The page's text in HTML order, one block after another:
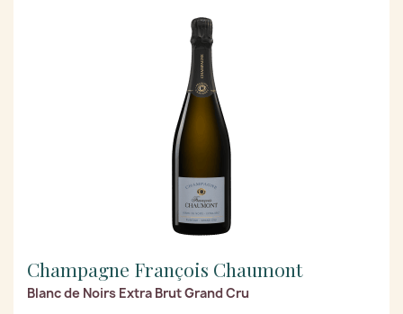
Champagne François Chaumont
Blanc de Noirs Extra Brut Grand Cru